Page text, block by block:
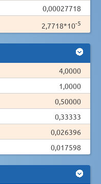
0,00027718
2,7718*10-5
4,0000
1,0000
0,50000
0,33333
0,026396
0,017598